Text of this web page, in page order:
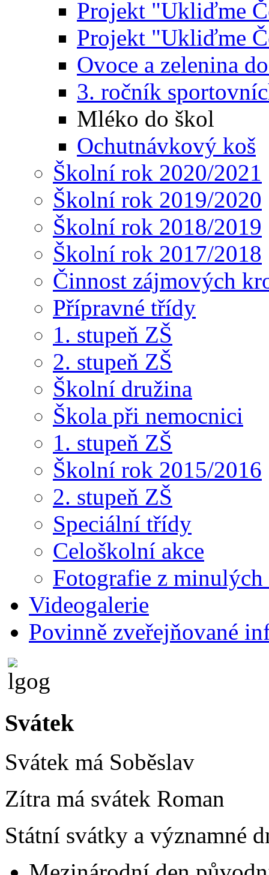
Projekt "Ukliďme
Projekt "Ukliďme
Ovoce a zelenina
3. ročník
Mléko do škol
Ochutnávkový koš
Školní rok 2020/2021
Školní rok 2019/2020
Školní rok 2018/2019
Školní rok 2017/2018
Činnost zájmových
Přípravné třídy
1. stupeň ZŠ
2. stupeň ZŠ
Školní družina
Škola při nemocnici
1. stupeň ZŠ
Školní rok 2015/2016
2. stupeň ZŠ
Speciální třídy
Celoškolní akce
Fotografie z minulých
Videogalerie
Povinně zveřejňované
Svátek
Svátek má Soběslav
Zítra má svátek Roman
Státní svátky a významné